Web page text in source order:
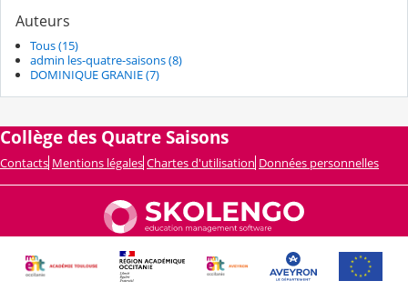
Auteurs
Tous (15)
admin les-quatre-saisons (8)
DOMINIQUE GRANIE (7)
Collège des Quatre Saisons
Contacts Mentions légales Chartes d'utilisation Données personnelles